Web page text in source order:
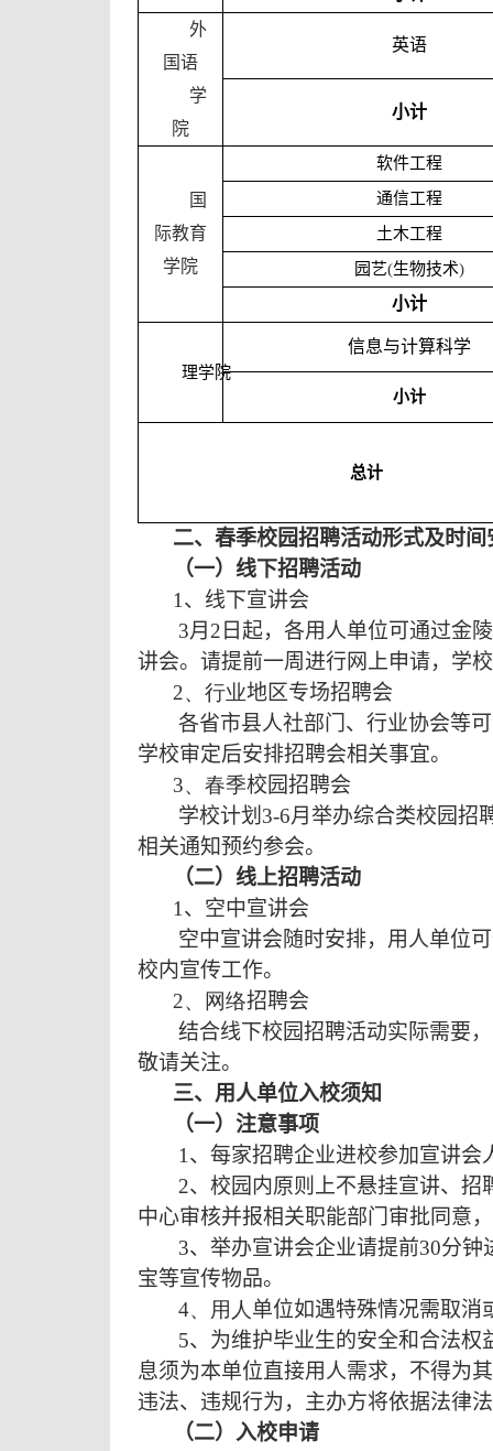
外
国语
学
院
英语
小计
国
际教育
学院
软件工程
通信工程
土木工程
园艺(生物技术)
小计
理学院
信息与计算科学
小计
总计
二、春季校园招聘活动形式及时间
（一）线下招聘活动
1 、线下宣讲会
3月 2 日起，各用人单位可通过金
讲会。请提前一周进行网上申请，学
2、行业地区专场招聘会
各省市县人社部门、行业协会等
学校审定后安排招聘会相关事宜。
3、春季校园招聘会
学校计划 3-6月举办综合类校园招
相关通知预约参会。
（二）线上招聘活动
1 、空中宣讲会
空中宣讲会随时安排，用人单位
校内宣传工作。
2、网络招聘会
结合线下校园招聘活动实际需要
敬请关注。
三、用人单位入校须知
（一）注意事项
1 、每家招聘企业进校参加宣讲会
2、校园内原则上不悬挂宣讲、
中心审核并报相关职能部门审批同意
3、举办宣讲会企业请提前30分钟
宝等宣传物品。
4、用人 单位如遇特殊情况需取消
5、为维护毕业生的安全和合法
息须为本单位直接用人需求，不得为
违法、违规行为，主办方将依据法律
（二）入校申请